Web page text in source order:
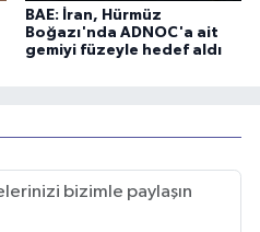
BAE: İran, Hürmüz
Boğazı'nda ADNOC'a ait
gemiyi füzeyle hedef aldı